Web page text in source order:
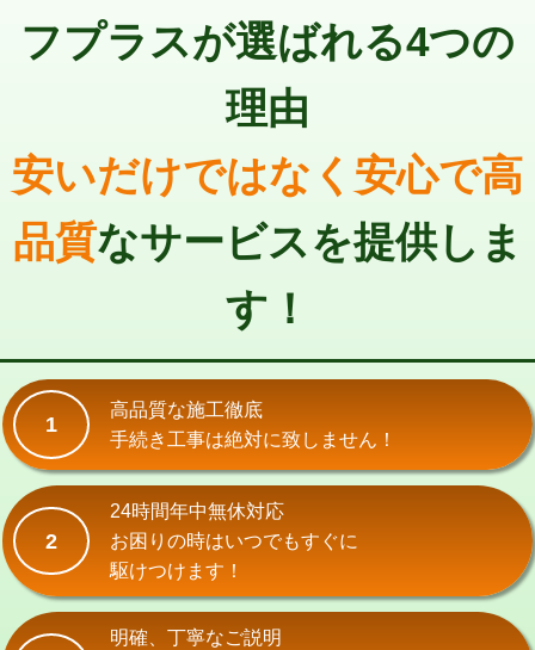
モルタル補修（厚さ10㎝超え）
追加人工 16,500円
止水・漏水調査・防水処理・清掃・修
22,000円
止水・漏水調査・防水処理・清掃・修
その他部品の脱着 8,800円～
交換・取付（タンク） 22,000円+材料費
交換・取付(単水栓（壁付・デッキ
式・ワンホール）)
交換・取付(排水栓・排水トラップ
（P/S/ポップアップ））
22,000円+材料費
交換・取付（その他部品）
持込商品取付（単水栓）
持込商品取付（混合水栓） 16,500円
フプラスが選ばれる4つの
理由
安いだけではなく安心で高
品質なサービスを提供しま
す！
1
高品質な施工徹底
手続き工事は絶対に致しません！
2
24時間年中無休対応
お困りの時はいつでもすぐに
駆けつけます！
明確、丁寧なご説明